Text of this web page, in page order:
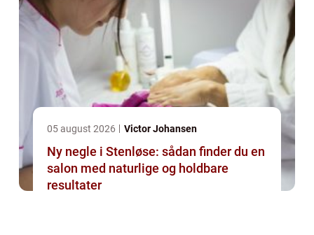
05 august 2026 Victor Johansen
Ny negle i Stenløse: sådan finder du en
salon med naturlige og holdbare
resultater